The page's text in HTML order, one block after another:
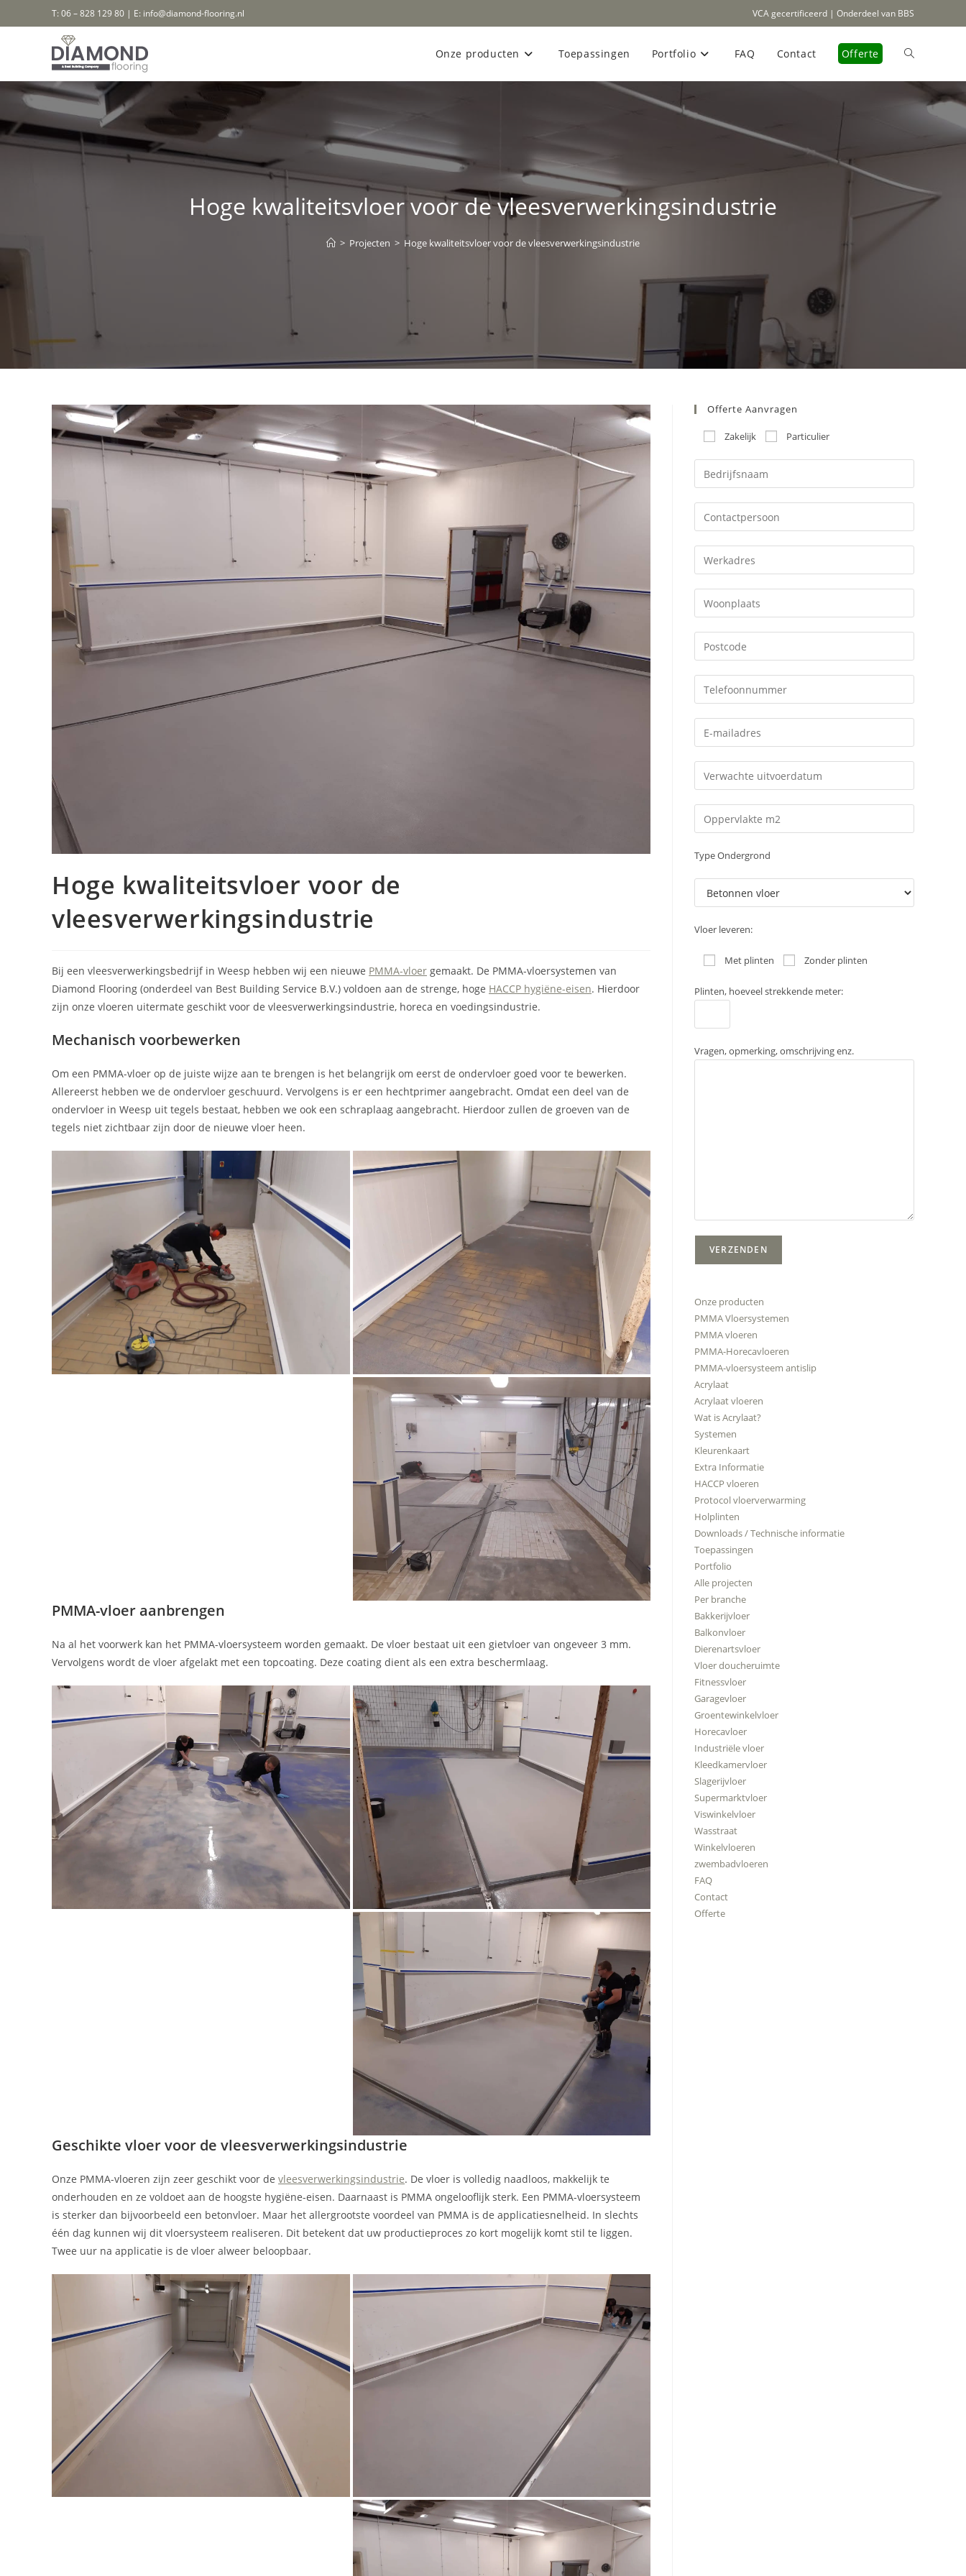
naar
T: 06 – 828 129 80 | E: info@diamond-flooring.nl VCA gecertificeerd | Onderdeel van BBS
Onze producten Toepassingen Portfolio FAQ Contact Offerte Toggle
site
Hoge kwaliteitsvloer voor de vleesverwerkingsindustrie
> Projecten > Hoge kwaliteitsvloer voor de vleesverwerkingsindustrie
Hoge kwaliteitsvloer voor de
vleesverwerkingsindustrie
Bij een vleesverwerkingsbedrijf in Weesp hebben wij een nieuwe PMMA-vloer gemaakt. De PMMA-vloersystemen van
Diamond Flooring (onderdeel van Best Building Service B.V.) voldoen aan de strenge, hoge HACCP hygiëne-eisen. Hierdoor
zijn onze vloeren uitermate geschikt voor de vleesverwerkingsindustrie, horeca en voedingsindustrie.
Mechanisch voorbewerken
Om een PMMA-vloer op de juiste wijze aan te brengen is het belangrijk om eerst de ondervloer goed voor te bewerken.
Allereerst hebben we de ondervloer geschuurd. Vervolgens is er een hechtprimer aangebracht. Omdat een deel van de
ondervloer in Weesp uit tegels bestaat, hebben we ook een schraplaag aangebracht. Hierdoor zullen de groeven van de
tegels niet zichtbaar zijn door de nieuwe vloer heen.
PMMA-vloer aanbrengen
Na al het voorwerk kan het PMMA-vloersysteem worden gemaakt. De vloer bestaat uit een gietvloer van ongeveer 3 mm.
Vervolgens wordt de vloer afgelakt met een topcoating. Deze coating dient als een extra beschermlaag.
Geschikte vloer voor de vleesverwerkingsindustrie
Onze PMMA-vloeren zijn zeer geschikt voor de vleesverwerkingsindustrie. De vloer is volledig naadloos, makkelijk te
onderhouden en ze voldoet aan de hoogste hygiëne-eisen. Daarnaast is PMMA ongelooflijk sterk. Een PMMA-vloersysteem
is sterker dan bijvoorbeeld een betonvloer. Maar het allergrootste voordeel van PMMA is de applicatiesnelheid. In slechts
één dag kunnen wij dit vloersysteem realiseren. Dit betekent dat uw productieproces zo kort mogelijk komt stil te liggen.
Twee uur na applicatie is de vloer alweer beloopbaar.
Offerte Aanvragen
Zakelijk Particulier
Type Ondergrond
Vloer leveren:
Met plinten Zonder plinten
Plinten, hoeveel strekkende meter:
Vragen, opmerking, omschrijving enz.
Onze producten
PMMA Vloersystemen
PMMA vloeren
PMMA-Horecavloeren
PMMA-vloersysteem antislip
Acrylaat
Acrylaat vloeren
Wat is Acrylaat?
Systemen
Kleurenkaart
Extra Informatie
HACCP vloeren
Protocol vloerverwarming
Holplinten
Downloads / Technische informatie
Toepassingen
Portfolio
Alle projecten
Per branche
Bakkerijvloer
Balkonvloer
Dierenartsvloer
Vloer doucheruimte
Fitnessvloer
Garagevloer
Groentewinkelvloer
Horecavloer
Industriële vloer
Kleedkamervloer
Slagerijvloer
Supermarktvloer
Viswinkelvloer
Wasstraat
Winkelvloeren
zwembadvloeren
FAQ
Contact
Offerte